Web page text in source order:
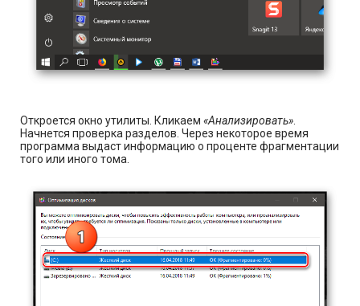
Откроется окно утилиты. Кликаем «Анализировать».
Начнется проверка разделов. Через некоторое время
программа выдаст информацию о проценте фрагментации
того или иного тома.